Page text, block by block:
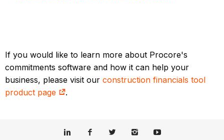
If you would like to learn more about Procore's
commitments software and how it can help your
business, please visit ourconstruction financials tool
product page
.